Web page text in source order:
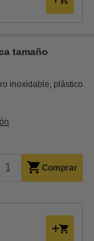
tamaño
inoxidable, plástico
Comprar